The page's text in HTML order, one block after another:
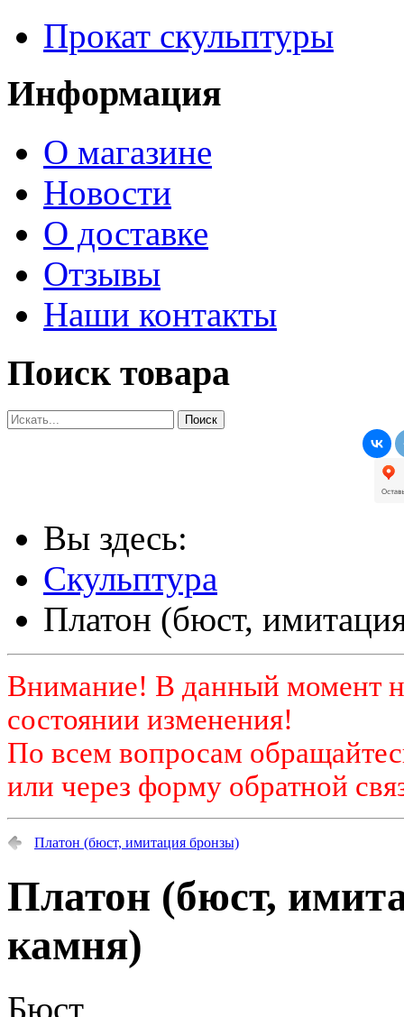
Прокат скульптуры
Информация
О магазине
Новости
О доставке
Отзывы
Наши контакты
Поиск товара
Вы здесь:
Скульптура
Платон (бюст,
Внимание! В данный момент
состоянии изменения!
По всем вопросам
или через форму обратной
Платон (бюст, имитация бронзы)
Платон (бюст,
камня)
Бюст